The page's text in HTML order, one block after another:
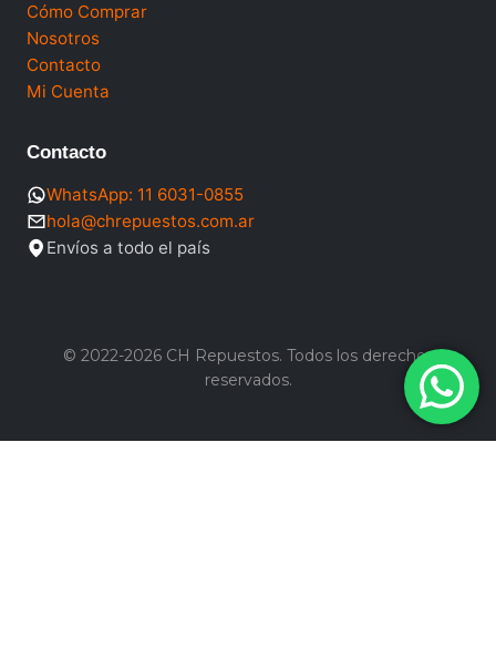
Cómo Comprar
Nosotros
Contacto
Mi Cuenta
Contacto
WhatsApp: 11 6031-0855
hola@chrepuestos.com.ar
Envíos a todo el país
© 2022-2026 CH Repuestos. Todos los derechos
reservados.